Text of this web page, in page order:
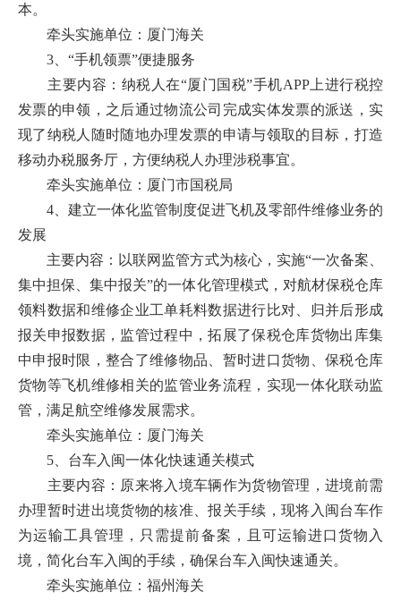
本。
牵头实施单位：厦门海关
3、“手机领票”便捷服务
主要内容：纳税人在“厦门国税”手机APP上进行税控
发票的申领，之后通过物流公司完成实体发票的派送，实
现了纳税人随时随地办理发票的申请与领取的目标，打造
移动办税服务厅，方便纳税人办理涉税事宜。
牵头实施单位：厦门市国税局
4、建立一体化监管制度促进飞机及零部件维修业务的
发展
主要内容：以联网监管方式为核心，实施“一次备案、
集中担保、集中报关”的一体化管理模式，对航材保税仓库
领料数据和维修企业工单耗料数据进行比对、归并后形成
报关申报数据，监管过程中，拓展了保税仓库货物出库集
中申报时限，整合了维修物品、暂时进口货物、保税仓库
货物等飞机维修相关的监管业务流程，实现一体化联动监
管，满足航空维修发展需求。
牵头实施单位：厦门海关
5、台车入闽一体化快速通关模式
主要内容：原来将入境车辆作为货物管理，进境前需
办理暂时进出境货物的核准、报关手续，现将入闽台车作
为运输工具管理，只需提前备案，且可运输进口货物入
境，简化台车入闽的手续，确保台车入闽快速通关。
牵头实施单位：福州海关